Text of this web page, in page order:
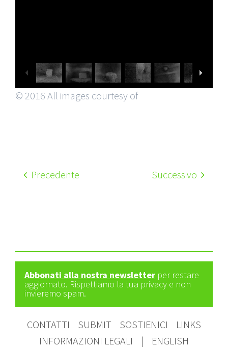
© 2016 All images courtesy of
Precedente Successivo
Abbonati alla nostra newsletter per restare
aggiornato. Rispettiamo la tua privacy e non
invieremo spam.
CONTATTI SUBMIT SOSTIENICI
LINKS
INFORMAZIONI LEGALI
| ENGLISH